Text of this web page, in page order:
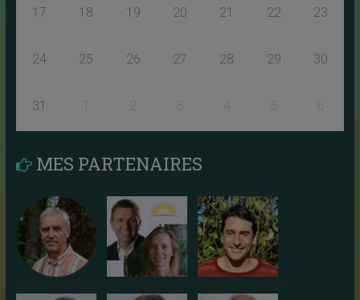
17 18 19 20 21 22 23
24 25 26 27 28 29 30
31 2 3 5 6
MES PARTENAIRES